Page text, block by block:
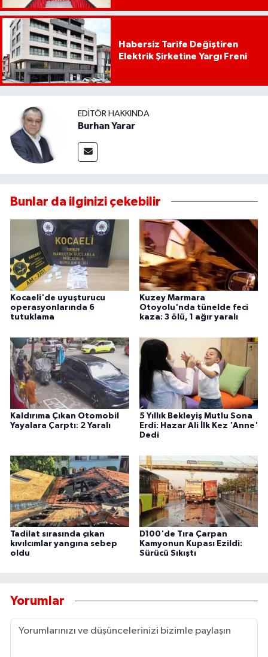
Habersiz Tarife Değiştiren
Elektrik Şirketine Yargı Freni
EDITÖR HAKKINDA
Burhan Yarar
Bunlar da ilginizi çekebilir
Kocaeli'de uyuşturucu
operasyonlarında 6
tutuklama
Kuzey Marmara
Otoyolu'nda tünelde feci
kaza: 3 ölü, 1 ağır yaralı
Kaldırıma Çıkan Otomobil
Yayalara Çarptı: 2 Yaralı
5 Yıllık Bekleyiş Mutlu Sona
Erdi: Hazar Ali İlk Kez 'Anne'
Dedi
Tadilat sırasında çıkan
kıvılcımlar yangına sebep
oldu
D100'de Tıra Çarpan
Kamyonun Kupası Ezildi:
Sürücü Sıkıştı
Yorumlar